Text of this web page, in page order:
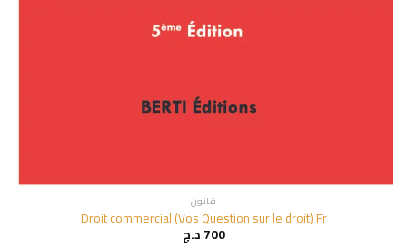
قانون
Droit commercial (Vos Question sur le droit) Fr
700د.ج